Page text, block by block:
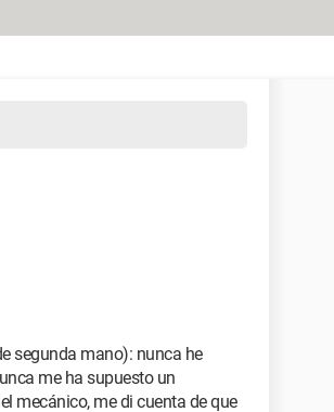
segunda mano): nunca he
me ha supuesto un
mecánico, me di cuenta de que